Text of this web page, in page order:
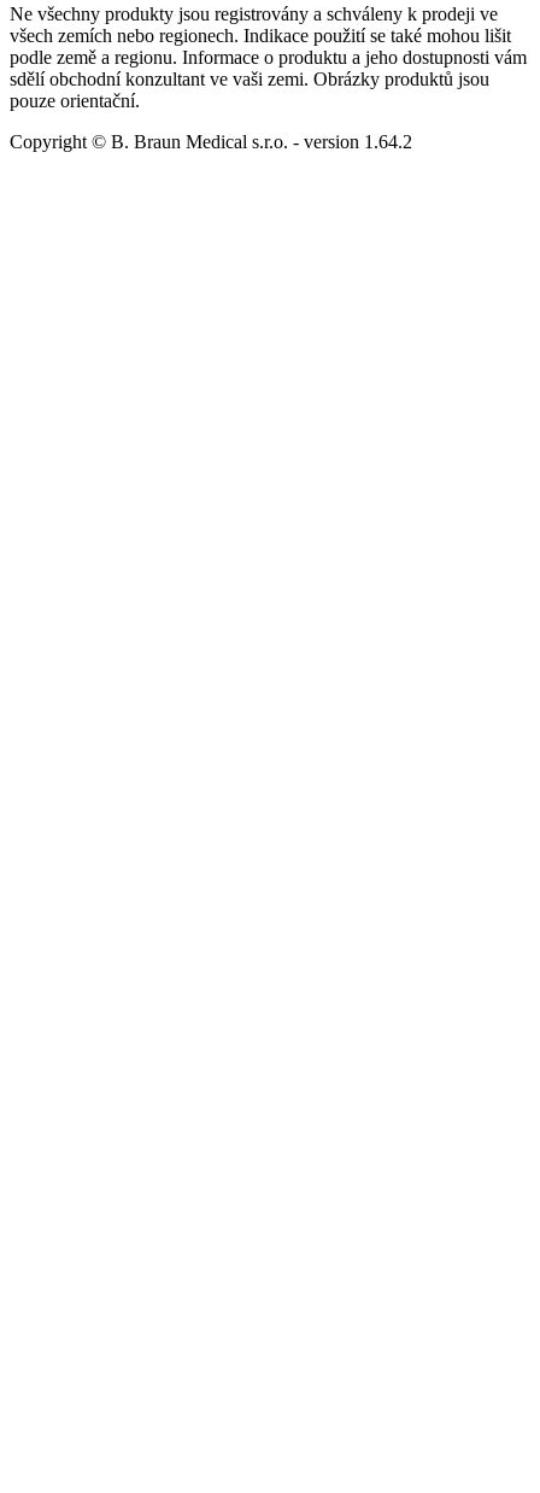
Ne všechny produkty jsou registrovány a schváleny k prodeji ve
všech zemích nebo regionech. Indikace použití se také mohou lišit
podle země a regionu. Informace o produktu a jeho dostupnosti vám
sdělí obchodní konzultant ve vaši zemi. Obrázky produktů jsou
pouze orientační.
Copyright © B. Braun Medical s.r.o. - version 1.64.2